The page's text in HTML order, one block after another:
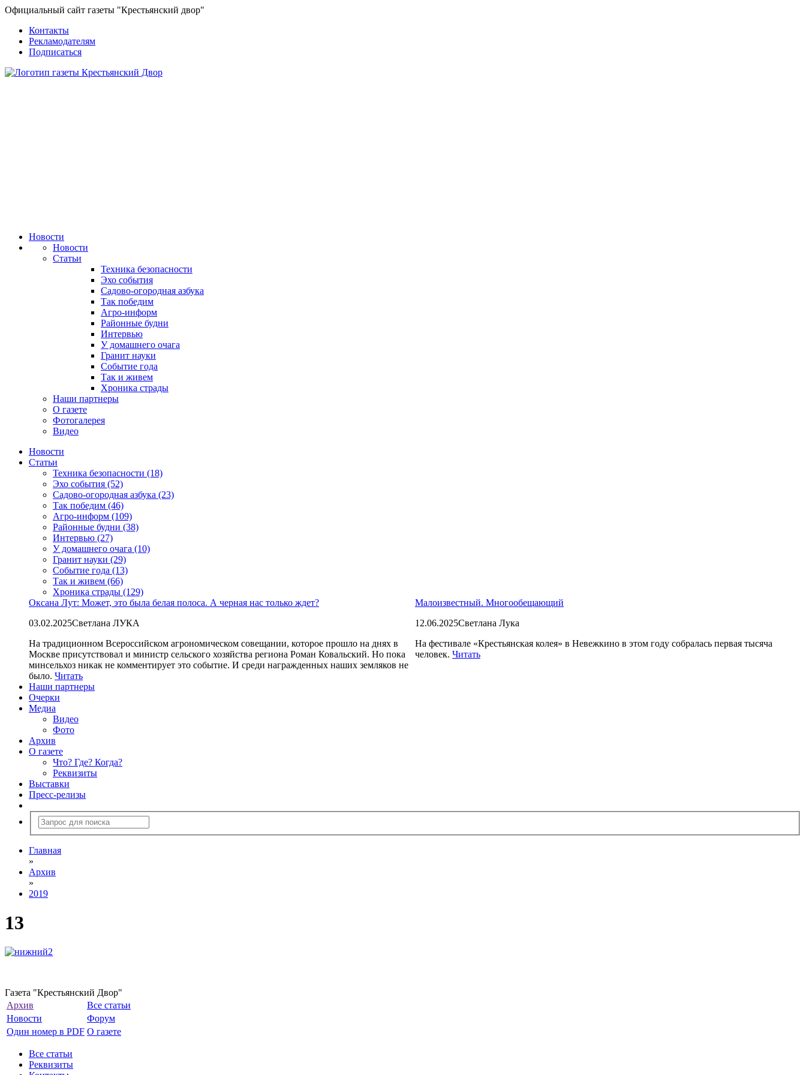
Официальный сайт газеты "Крестьянский двор"
Контакты
Рекламодателям
Подписаться
Новости
Новости
Статьи
Техника безопасности
Эхо события
Садово-огородная азбука
Так победим
Агро-информ
Районные будни
Интервью
У домашнего очага
Гранит науки
Событие года
Так и живем
Хроника страды
Наши партнеры
О газете
Фотогалерея
Видео
Новости
Статьи
Техника безопасности (18)
Эхо события (52)
Садово-огородная азбука (23)
Так победим (46)
Агро-информ (109)
Районные будни (38)
Интервью (27)
У домашнего очага (10)
Гранит науки (29)
Событие года (13)
Так и живем (66)
Хроника страды (129)
Малоизвестный. Многообещающий
12.06.2025Светлана Лука
На фестивале «Крестьянская колея» в Невежкино в этом году собралась первая тысяча
человек. Читать
Оксана Лут: Может, это была белая полоса. А черная нас только ждет?
03.02.2025Светлана ЛУКА
На традиционном Всероссийском агрономическом совещании, которое прошло на днях в
Москве присутствовал и министр сельского хозяйства региона Роман Ковальский. Но пока
минсельхоз никак не комментирует это событие. И среди награжденных наших земляков не
было. Читать
Наши партнеры
Очерки
Медиа
Видео
Фото
Архив
О газете
Что? Где? Когда?
Реквизиты
Выставки
Пресс-релизы
Главная
»
Архив
»
2019
13
Газета "Крестьянский Двор"
Архив
Все статьи
Новости
Форум
Один номер в PDF О газете
Все статьи
Реквизиты